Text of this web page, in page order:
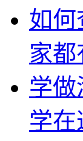
如何
家都
学
学在